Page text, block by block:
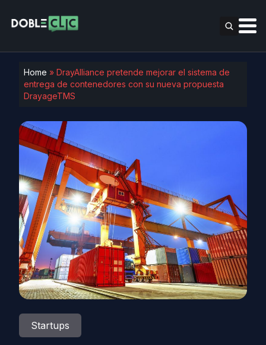
Home » DrayAlliance pretende mejorar el sistema de
entrega de contenedores con su nueva propuesta
DrayageTMS
Startups